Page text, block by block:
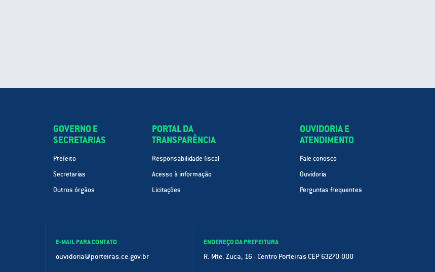
GOVERNO E
SECRETARIAS
Prefeito
Secretarias
Outros órgãos
PORTAL DA
TRANSPARÊNCIA
Responsabilidade fiscal
Acesso à informação
Licitações
OUVIDORIA E
ATENDIMENTO
Fale conosco
Ouvidoria
Perguntas frequentes
E-MAIL PARA CONTATO
ouvidoria@porteiras.ce.gov.br
ENDEREÇO DA PREFEITURA
R. Mte. Zuca, 16 - Centro Porteiras CEP 63270-000